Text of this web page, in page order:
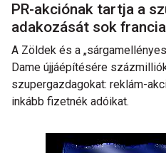
PR-akciónak tartja a
adakozását sok francia
A Zöldek és a
Dame újjáépítésére
szupergazdagokat: reklám-
inkább fizetnék adóikat.